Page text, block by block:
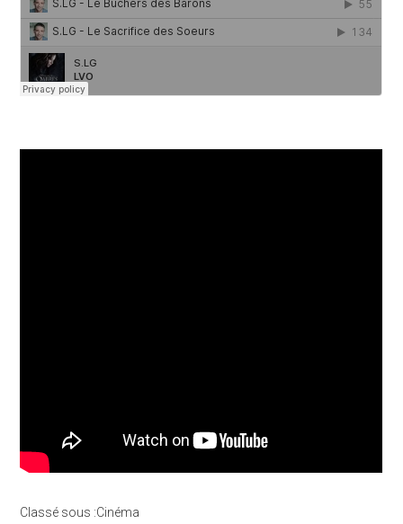
Classé sous :Cinéma